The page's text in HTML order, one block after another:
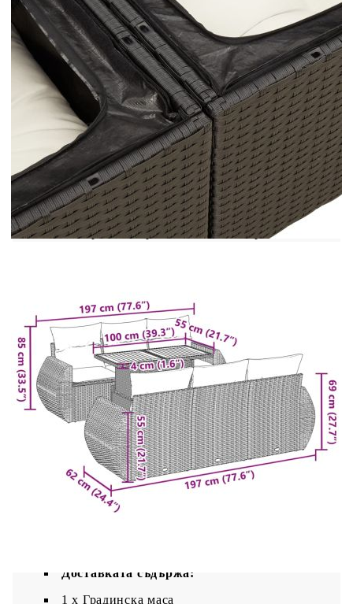
Цвят: Черен
Материал: PE ратан, прахово боядисана
стомана
Размери: 55 x 62 x 69 см (Ш x Д x В)
Размери на седалката: 55 x 55 cм (Ш x Д)
Височина на седалката от земята (без
възглавницата): 37 см
Маса:
Цвят: Черен
Материал: PE ратан, стомана с прахово
Възглавница:
Цвят: Кремавобял
Материал на покритието: Плат (100%
полиестер)
Материал за пълнеж на възглавницата за
сядане: Дунапрен
Материал за пълнеж на облегалката:
Памучни влакна
Размери на възглавницата на седалката: 55
x 55 x 3 см (Ш x Д x Деб)
Доставката съдържа:
1 х Градинска маса